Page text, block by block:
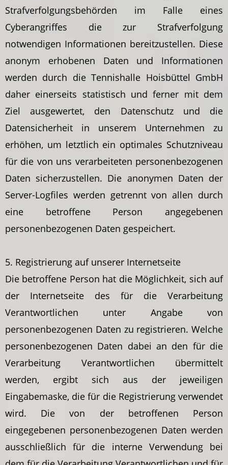
Strafverfolgungsbehörden im Falle eines
Cyberangriffes die zur Strafverfolgung
notwendigen Informationen bereitzustellen. Diese
anonym erhobenen Daten und Informationen
werden durch die Tennishalle Hoisbüttel GmbH
daher einerseits statistisch und ferner mit dem
Ziel ausgewertet, den Datenschutz und die
Datensicherheit in unserem Unternehmen zu
erhöhen, um letztlich ein optimales Schutzniveau
für die von uns verarbeiteten personenbezogenen
Daten sicherzustellen. Die anonymen Daten der
Server-Logfiles werden getrennt von allen durch
eine betroffene Person angegebenen
personenbezogenen Daten gespeichert.
5. Registrierung auf unserer Internetseite
Die betroffene Person hat die Möglichkeit, sich auf
der Internetseite des für die Verarbeitung
Verantwortlichen unter Angabe von
personenbezogenen Daten zu registrieren. Welche
personenbezogenen Daten dabei an den für die
Verarbeitung Verantwortlichen übermittelt
werden, ergibt sich aus der jeweiligen
Eingabemaske, die für die Registrierung verwendet
wird. Die von der betroffenen Person
eingegebenen personenbezogenen Daten werden
ausschließlich für die interne Verwendung bei